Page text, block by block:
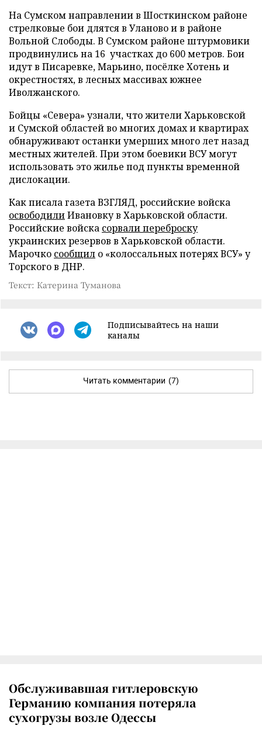
На Сумском направлении в Шосткинском районе
стрелковые бои длятся в Уланово и в районе
Вольной Слободы. В Сумском районе штурмовики
продвинулись на 16 участках до 600 метров. Бои
идут в Писаревке, Марьино, посёлке Хотень и
окрестностях, в лесных массивах южнее
Иволжанского.
Бойцы «Севера» узнали, что жители Харьковской
и Сумской областей во многих домах и квартирах
обнаруживают останки умерших много лет назад
местных жителей. При этом боевики ВСУ могут
использовать это жилье под пункты временной
дислокации.
Как писала газета ВЗГЛЯД, российские войска
освободилиИвановку в Харьковской области.
Российские войска сорвали переброску
украинских резервов в Харьковской области.
Марочко сообщил о «колоссальных потерях ВСУ» у
Торского в ДНР.
Текст: Катерина Туманова
Подписывайтесь на наши
каналы
Читать комментарии (7)
Обслуживавшая гитлеровскую
Германию компания потеряла
сухогрузы возле Одессы